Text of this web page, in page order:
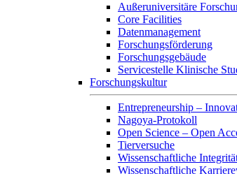
Außeruniversitäre
Core Facilities
Datenmanagement
Forschungsförderung
Forschungsgebäude
Servicestelle Klinische
Forschungskultur
Entrepreneurship –
Nagoya-Protokoll
Open Science – Open
Tierversuche
Wissenschaftliche
Wissenschaftliche